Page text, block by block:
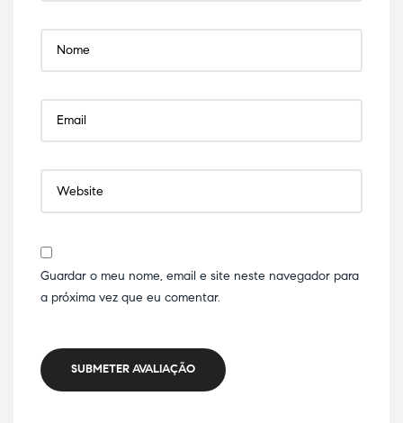
Guardar o meu nome, email e site neste navegador para
a próxima vez que eu comentar.
SUBMETER AVALIAÇÃO